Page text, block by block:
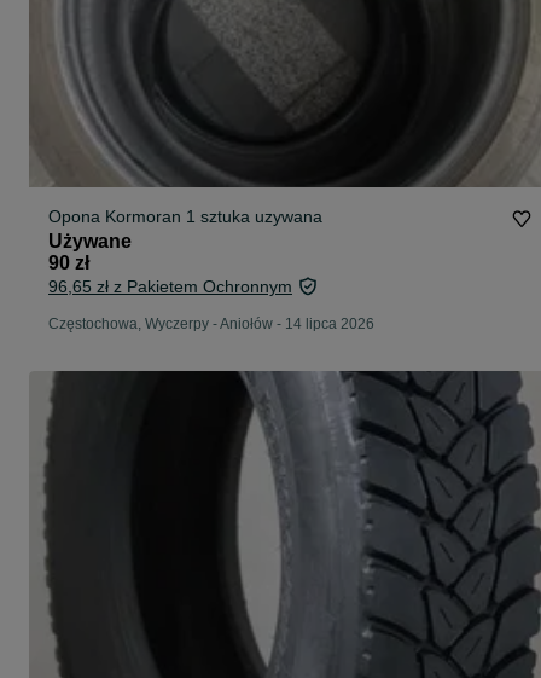
Opona Kormoran 1 sztuka uzywana
Używane
90 zł
96,65 zł z Pakietem Ochronnym
Częstochowa, Wyczerpy - Aniołów - 14 lipca 2026